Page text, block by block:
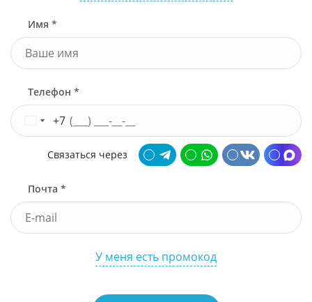
Имя *
Телефон *
+7
Связаться через
Почта *
У меня есть промокод